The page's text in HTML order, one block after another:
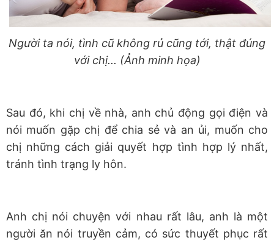
Người ta nói, tình cũ không rủ cũng tới, thật đúng
với chị... (Ảnh minh họa)
Sau đó, khi chị về nhà, anh chủ động gọi điện và
nói muốn gặp chị để chia sẻ và an ủi, muốn cho
chị những cách giải quyết hợp tình hợp lý nhất,
tránh tình trạng ly hôn.
Anh chị nói chuyện với nhau rất lâu, anh là một
người ăn nói truyền cảm, có sức thuyết phục rất